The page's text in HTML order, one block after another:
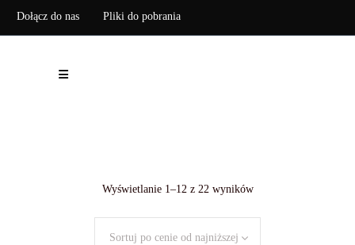
Dołącz do nas Pliki do pobrania
Wyświetlanie 1–12 z 22 wynikówPosortowane
Sortuj po cenie od najniższej